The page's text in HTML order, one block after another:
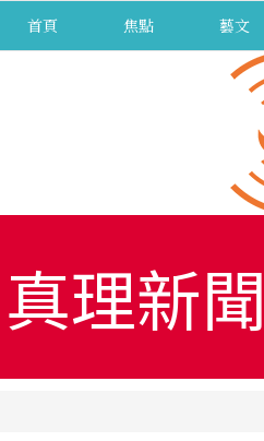
首頁 焦點 藝文
真理新聞